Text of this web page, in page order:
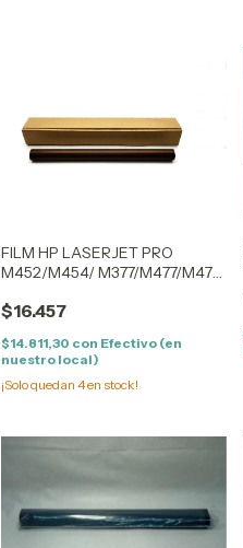
FILM HP LASERJET PRO
M452/M454/ M377/M477/M479
$16.457
$14.811,30 con Efectivo (en
nuestro local)
¡Solo quedan4en stock!